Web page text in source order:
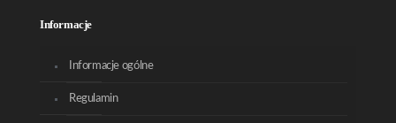
Informacje
Informacje ogólne
Regulamin